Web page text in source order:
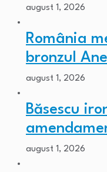
august 1, 2026
România
bronzul
august 1, 2026
Băsescu
august 1, 2026